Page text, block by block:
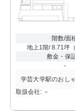
階数/面
地上1階/ 8.71坪 （
敷金・保
-
学芸大学駅のおし
取扱会社: －